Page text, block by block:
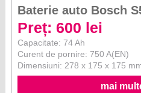
Baterie auto Bosch
Preț: 600 lei
Capacitate: 74 Ah
Curent de pornire: 750 A(EN)
Dimensiuni: 278 x 175 x 175
mai